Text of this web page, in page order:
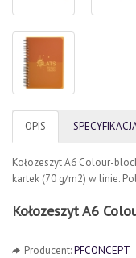
OPIS
Kołozeszyt A6 Colour-
kartek (70 g/m2) w linie.
Kołozeszyt A6
Producent:PFCONCEPT